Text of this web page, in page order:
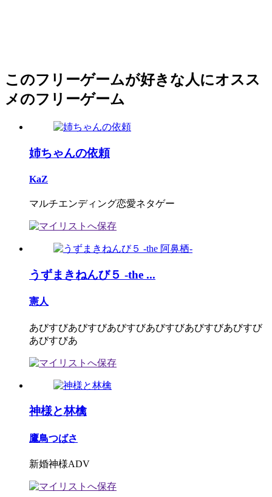
このフリーゲームが好きな人にオスス
メのフリーゲーム
姉ちゃんの依頼
KaZ
マルチエンディング恋愛ネタゲー
うずまきねんび５ -the ...
憲人
あびすびあびすびあびすびあびすびあびすびあびすび
あびすびあ
神様と林檎
鷹鳥つばさ
新婚神様ADV